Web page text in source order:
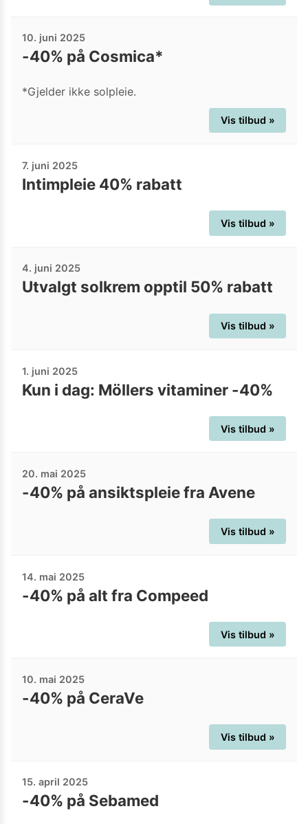
10. juni 2025
-40% på Cosmica*
*Gjelder ikke solpleie.
Vis tilbud »
7. juni 2025
Intimpleie 40% rabatt
Vis tilbud »
4. juni 2025
Utvalgt solkrem opptil 50% rabatt
Vis tilbud »
1. juni 2025
Kun i dag: Möllers vitaminer -40%
Vis tilbud »
20. mai 2025
-40% på ansiktspleie fra Avene
Vis tilbud »
14. mai 2025
-40% på alt fra Compeed
Vis tilbud »
10. mai 2025
-40% på CeraVe
Vis tilbud »
15. april 2025
-40% på Sebamed